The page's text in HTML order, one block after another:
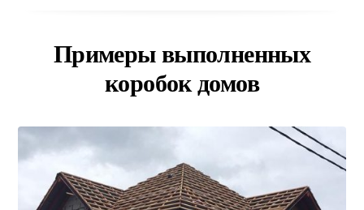
Примеры выполненных
коробок домов